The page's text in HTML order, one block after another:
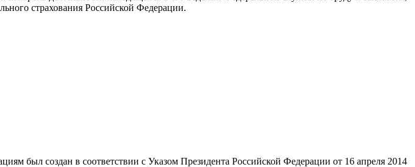
страхования Российской Федерации.
был создан в соответствии с Указом Президента Российской Федерации от 16 апреля 2014